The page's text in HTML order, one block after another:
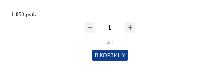
1 050 руб.
шт
В КОРЗИНУ